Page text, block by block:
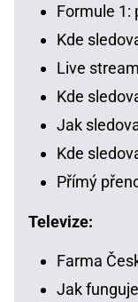
Formule 1:
Kde
Live
Kde
Jak
Kde
Přímý
Televize:
Farma
Jak